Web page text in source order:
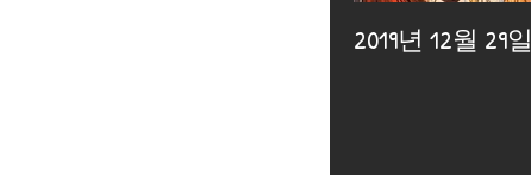
2019년 12월 29일